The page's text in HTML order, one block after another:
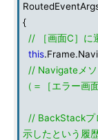
{
// ［画面C］に
this
// Navigateメ
（＝［エラー画
// BackStackプ
示したという履